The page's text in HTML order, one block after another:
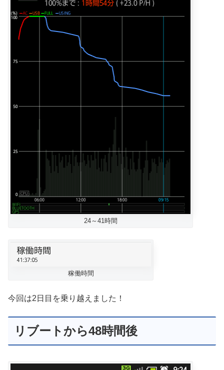
24～41時間
稼働時間
今回は2日目を乗り越えました！
リブートから48時間後